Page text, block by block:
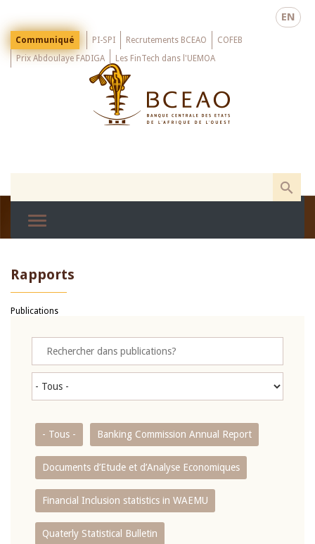
main
content
EN
Menu
Top
Communiqué PI-SPI Recrutements BCEAO
COFEB
Prix Abdoulaye FADIGA
Les FinTech dans l'UEMOA
Rapports
Publications
- Tous - Banking Commission Annual Report
Documents d’Etude et d’Analyse Economiques
Financial Inclusion statistics in WAEMU
Quaterly Statistical Bulletin